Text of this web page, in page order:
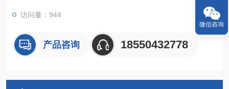
访问量：944
产品咨询 18550432778
微信咨询